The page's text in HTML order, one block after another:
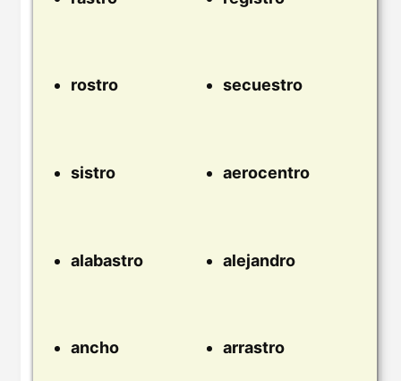
rostro secuestro
sistro aerocentro
alabastro alejandro
ancho arrastro